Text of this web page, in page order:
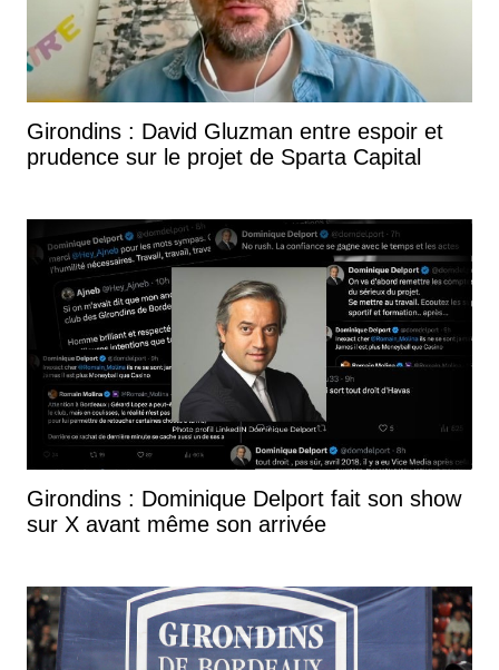
Girondins : David Gluzman entre espoir et
prudence sur le projet de Sparta Capital
Girondins : Dominique Delport fait son show
sur X avant même son arrivée